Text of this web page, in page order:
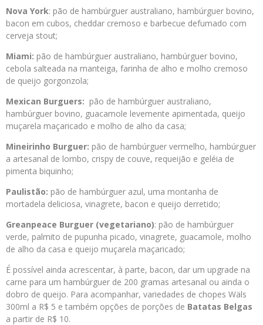
Nova York: pão de hambúrguer australiano, hambúrguer bovino,
bacon em cubos, cheddar cremoso e barbecue defumado com
cerveja stout;
Miami: pão de hambúrguer australiano, hambúrguer bovino,
cebola salteada na manteiga, farinha de alho e molho cremoso
de queijo gorgonzola;
Mexican Burguers: pão de hambúrguer australiano,
hambúrguer bovino, guacamole levemente apimentada, queijo
muçarela maçaricado e molho de alho da casa;
Mineirinho Burguer: pão de hambúrguer vermelho, hambúrguer
a artesanal de lombo, crispy de couve, requeijão e geléia de
pimenta biquinho;
Paulistão: pão de hambúrguer azul, uma montanha de
mortadela deliciosa, vinagrete, bacon e queijo derretido;
Greanpeace Burguer (vegetariano): pão de hambúrguer
verde, palmito de pupunha picado, vinagrete, guacamole, molho
de alho da casa e queijo muçarela maçaricado;
É possível ainda acrescentar, à parte, bacon, dar um upgrade na
carne para um hambúrguer de 200 gramas artesanal ou ainda o
dobro de queijo. Para acompanhar, variedades de chopes Wäls
300ml a R$ 5 e também opções de porções de Batatas Belgas
a partir de R$ 10.